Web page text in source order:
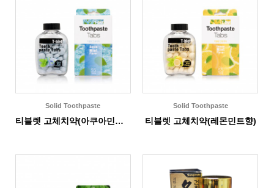
Solid Toothpaste
티블렛 고체치약(아쿠아민트향)
Solid Toothpaste
티블렛 고체치약(레몬민트향)